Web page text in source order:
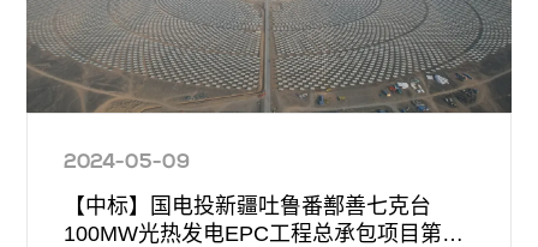
2024-05-09
【中标】国电投新疆吐鲁番鄯善七克台
100MW光热发电EPC工程总承包项目第三